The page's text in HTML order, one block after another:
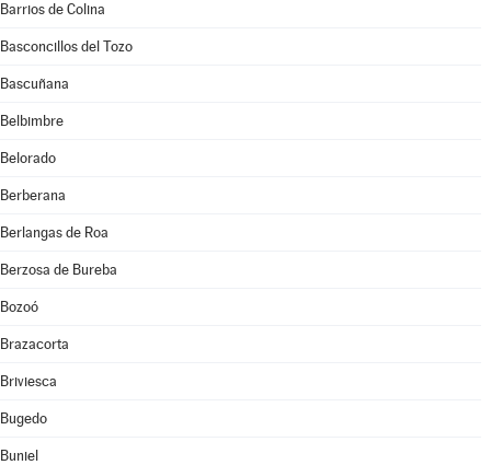
Barrios de Colina
Basconcillos del Tozo
Bascuñana
Belbimbre
Belorado
Berberana
Berlangas de Roa
Berzosa de Bureba
Bozoó
Brazacorta
Briviesca
Bugedo
Buniel